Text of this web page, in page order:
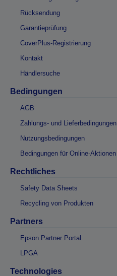
Rücksendung
Garantieprüfung
CoverPlus-Registrierung
Kontakt
Händlersuche
Bedingungen
AGB
Zahlungs- und Lieferbedingungen
Nutzungsbedingungen
Bedingungen für Online-Aktionen
Rechtliches
Safety Data Sheets
Recycling von Produkten
Partners
Epson Partner Portal
LPGA
Technologies